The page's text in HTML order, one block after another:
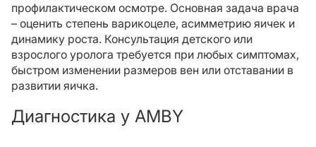
профилактическом осмотре. Основная задача врача
– оценить степень варикоцеле, асимметрию яичек и
динамику роста. Консультация детского или
взрослого уролога требуется при любых симптомах,
быстром изменении размеров вен или отставании в
развитии яичка.
Диагностика у AMBY